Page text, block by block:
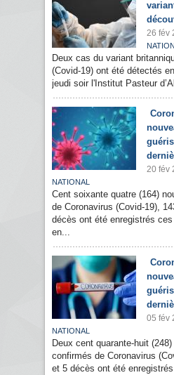
26 fév
Deux cas du variant
(Covid-19) ont été détectés
jeudi soir l'Institut Pasteur
20 fév
NATIONAL
Cent soixante quatre (164)
de Coronavirus (Covid-19),
décès ont été enregistrés
en...
05 fév
NATIONAL
Deux cent quarante-huit
confirmés de Coronavirus
et 5 décès ont été